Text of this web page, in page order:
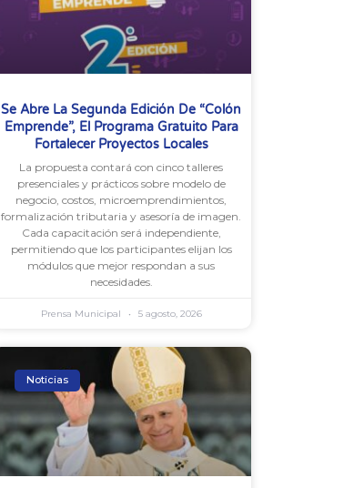
Se Abre La Segunda Edición De “Colón
Emprende”, El Programa Gratuito Para
Fortalecer Proyectos Locales
La propuesta contará con cinco talleres
presenciales y prácticos sobre modelo de
negocio, costos, microemprendimientos,
formalización tributaria y asesoría de imagen.
Cada capacitación será independiente,
permitiendo que los participantes elijan los
módulos que mejor respondan a sus
necesidades.
Prensa Municipal 5 agosto, 2026
Noticias